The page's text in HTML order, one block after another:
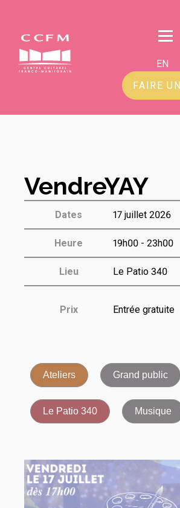
EN
FAIRE
VendreYAY
Dates 17 juillet 2026
Heure 19h00 - 23h00
Lieu Le Patio 340
Prix Entrée gratuite
Ateliers Grand public
Le Patio 340 Musique